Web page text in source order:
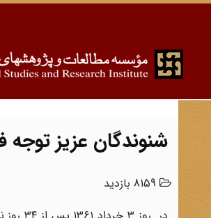
شنوندگان عزیز توجه